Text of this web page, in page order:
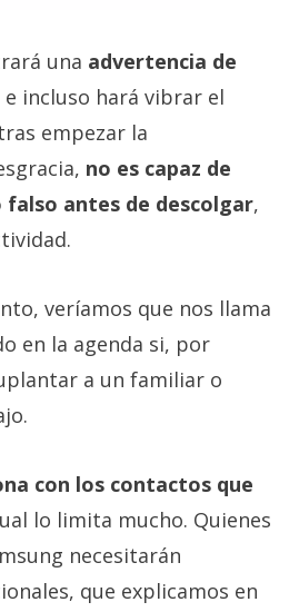
una advertencia de
e incluso hará vibrar el
empezar la
no es capaz de
antes de descolgar,
veríamos que nos llama
en la agenda si, por
a un familiar o
con los contactos que
lo limita mucho. Quienes
necesitarán
que explicamos en